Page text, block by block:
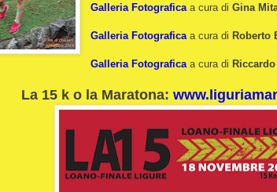
Galleria Fotografica a cura diGina
Galleria Fotografica a cura di Roberto
Galleria Fotografica a cura di
La 15 k o la Maratona: